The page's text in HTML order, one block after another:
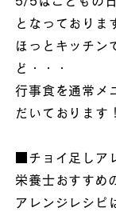
となっておりま
ほっとキッチン
ど・・・
行事食を通常メ
だいております！
■チョイ足しア
栄養士おすすめ
アレンジレシピ